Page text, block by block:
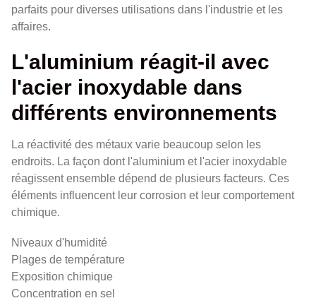
parfaits pour diverses utilisations dans l'industrie et les
affaires.
L'aluminium réagit-il avec
l'acier inoxydable dans
différents environnements
La réactivité des métaux varie beaucoup selon les
endroits. La façon dont l'aluminium et l'acier inoxydable
réagissent ensemble dépend de plusieurs facteurs. Ces
éléments influencent leur corrosion et leur comportement
chimique.
Niveaux d'humidité
Plages de température
Exposition chimique
Concentration en sel